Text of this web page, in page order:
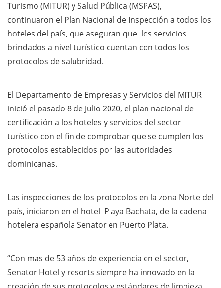
Turismo (MITUR) y Salud Pública (MSPAS),
continuaron el Plan Nacional de Inspección a todos los
hoteles del país, que aseguran que los servicios
brindados a nivel turístico cuentan con todos los
protocolos de salubridad.
El Departamento de Empresas y Servicios del MITUR
inició el pasado 8 de Julio 2020, el plan nacional de
certificación a los hoteles y servicios del sector
turístico con el fin de comprobar que se cumplen los
protocolos establecidos por las autoridades
dominicanas.
Las inspecciones de los protocolos en la zona Norte del
país, iniciaron en el hotel Playa Bachata, de la cadena
hotelera española Senator en Puerto Plata.
“Con más de 53 años de experiencia en el sector,
Senator Hotel y resorts siempre ha innovado en la